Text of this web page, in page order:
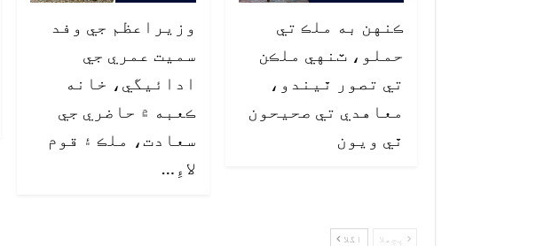
ڪنهن به ملڪ تي
حملو، ٽنهي ملڪن
تي تصور ٿيندو،
معاهدي تي صحيحون
ٿي ويون
وزيراعظم جي وفد
سميت عمري جي
ادائيگي، خانه
ڪعبه ۾ حاضري جي
سعادت، ملڪ ۽ قوم
لاءِ…
پچھلا اگلا